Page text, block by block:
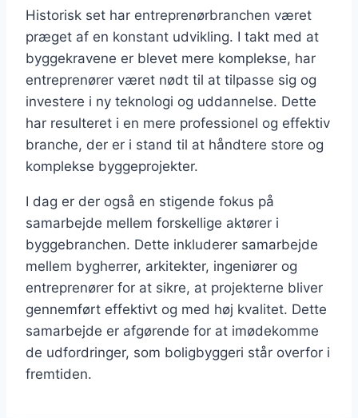
Historisk set har entreprenørbranchen været
præget af en konstant udvikling. I takt med at
byggekravene er blevet mere komplekse, har
entreprenører været nødt til at tilpasse sig og
investere i ny teknologi og uddannelse. Dette
har resulteret i en mere professionel og effektiv
branche, der er i stand til at håndtere store og
komplekse byggeprojekter.
I dag er der også en stigende fokus på
samarbejde mellem forskellige aktører i
byggebranchen. Dette inkluderer samarbejde
mellem bygherrer, arkitekter, ingeniører og
entreprenører for at sikre, at projekterne bliver
gennemført effektivt og med høj kvalitet. Dette
samarbejde er afgørende for at imødekomme
de udfordringer, som boligbyggeri står overfor i
fremtiden.